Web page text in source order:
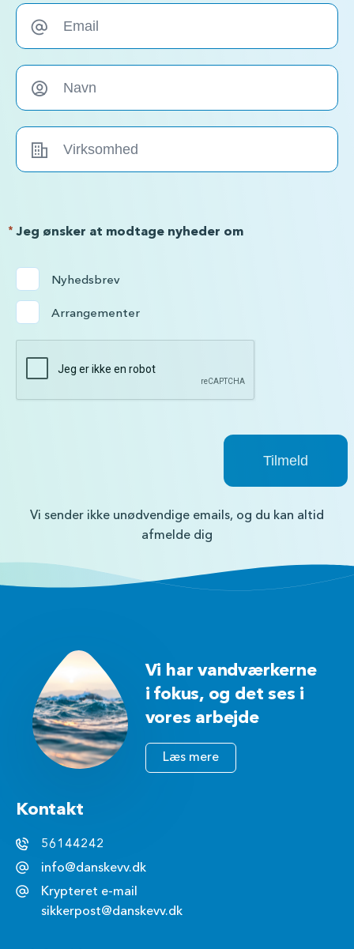
Jeg ønsker at modtage nyheder om
*
Nyhedsbrev
Arrangementer
Vi sender ikke unødvendige emails, og du kan altid
afmelde dig
Vi har vandværkerne
i fokus, og det ses i
vores arbejde
Læs mere
Kontakt
56144242
info@danskevv.dk
Krypteret e-mail
sikkerpost@danskevv.dk